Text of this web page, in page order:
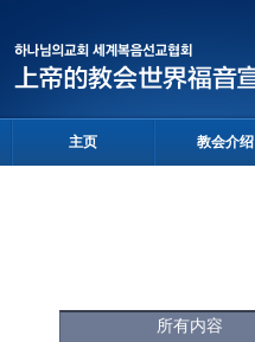
主页 教会介绍
所有内容